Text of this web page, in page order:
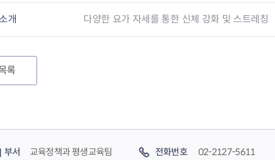
개 다양한 요가 자세를 통한 신체 강화 및 스트레칭
록
부서 교육정책과 평생교육팀 전화번호 02-2127-5611